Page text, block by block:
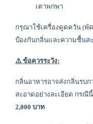
เตาพกพา
กรุณาใช้เครื่องดูดควัน (พั
ป้องกันกลิ่นและความชื้นส
⚠️ ข้อควรระวัง:
กลิ่นอาหารอาจส่งกลิ่นรบ
สะอาดอย่างละเอียด กรณี
2,000 บาท